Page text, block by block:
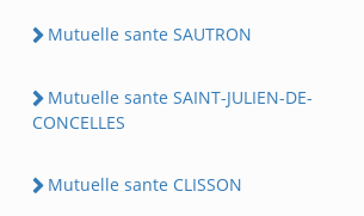
Mutuelle sante SAUTRON
Mutuelle sante SAINT-JULIEN-DE-
CONCELLES
Mutuelle sante CLISSON